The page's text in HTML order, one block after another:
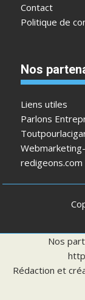
Contact
Politique de
Nos
Liens utiles
Parlons
redigeons.com
Nos
Rédaction et